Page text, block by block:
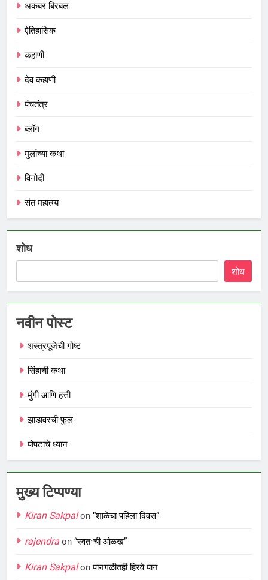
अकबर बिरबल
ऐतिहासिक
कहाणी
देव कहाणी
पंचतंत्र
ब्लॉग
मुलांच्या कथा
विनोदी
संत महात्म्य
शोध
शोध
नवीन पोस्ट
शस्त्रपूजेची गोष्ट
सिंहाची कथा
मुंगी आणि हत्ती
झाडावरची फुलं
पोपटाचे ध्यान
मुख्य टिप्पण्या
Kiran Sakpalon “शाळेचा पहिला दिवस”
rajendra on “स्वतःची ओळख”
Kiran Sakpalonपानगळीतही हिरवे पान